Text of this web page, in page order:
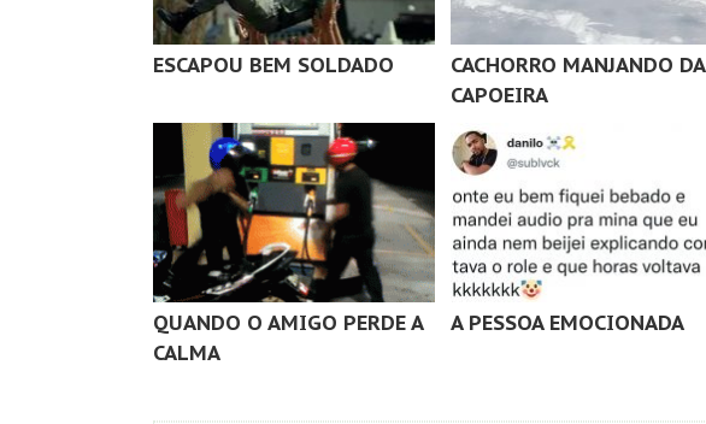
ESCAPOU BEM SOLDADO
CACHORRO MANJANDO DA
CAPOEIRA
QUANDO O AMIGO PERDE A
CALMA
A PESSOA EMOCIONADA